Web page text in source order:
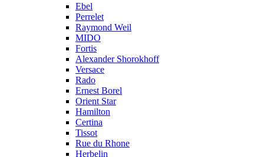
Ebel
Perrelet
Raymond Weil
MIDO
Fortis
Alexander Shorokhoff
Versace
Rado
Ernest Borel
Orient Star
Hamilton
Certina
Tissot
Rue du Rhone
Herbelin